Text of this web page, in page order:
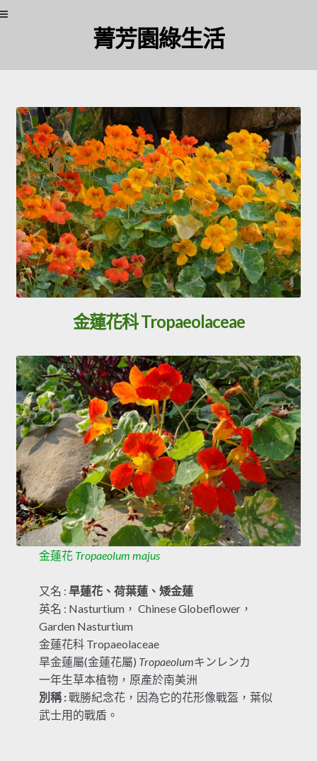
菁芳園綠生活
金蓮花科 Tropaeolaceae
金蓮花 Tropaeolum majus
又名 : 旱蓮花、荷葉蓮、矮金蓮
英名 : Nasturtium， Chinese Globeflower，
Garden Nasturtium
金蓮花科 Tropaeolaceae
旱金蓮屬(金蓮花屬) Tropaeolumキンレンカ
一年生草本植物，原產於南美洲
別稱 :戰勝紀念花，因為它的花形像戰盔，葉似
武士用的戰盾。